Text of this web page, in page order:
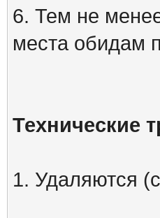
6. Тем не
места обидам
Технические
1. Удаляются